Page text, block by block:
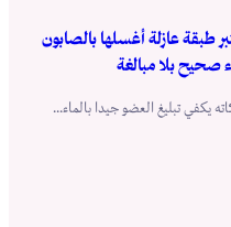
طبقة عازلة أغسلها بالصابون
صحيح بلا مبالغة
يكفي تبليغ العضو جيدا بالماء...